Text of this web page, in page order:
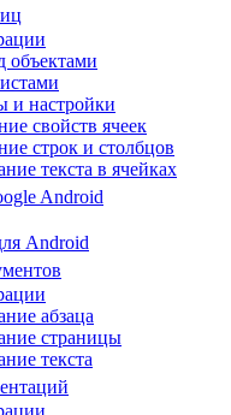
объектами
и настройки
свойств ячеек
строк и столбцов
текста в ячейках
Android
Android
абзаца
страницы
текста